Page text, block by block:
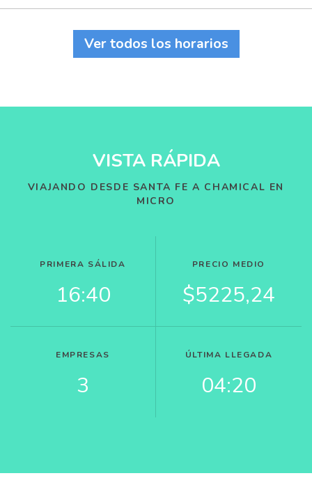
Ver todos los horarios
VISTA RÁPIDA
VIAJANDO DESDE SANTA FE A CHAMICAL EN
MICRO
PRIMERA SÁLIDA
16:40
PRECIO MEDIO
$5225,24
EMPRESAS
3
ÚLTIMA LLEGADA
04:20